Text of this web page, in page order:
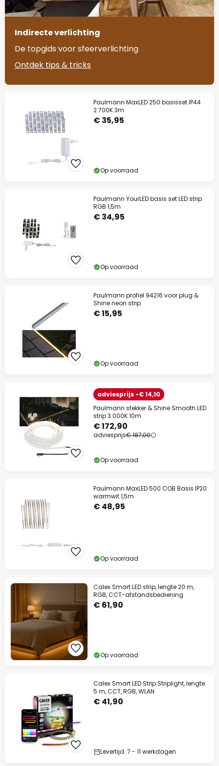
Indirecte verlichting
De topgids voor sfeerverlichting
Ontdek tips & tricks
Paulmann MaxLED 250 basisset IP44
2.700K 3m
€ 35,95
Op voorraad
Paulmann YourLED basis set LED strip
RGB 1,5m
€ 34,95
Op voorraad
Paulmann profiel 94216 voor plug &
Shine neon strip
€ 15,95
Op voorraad
adviesprijs -€ 14,10
Paulmann stekker & Shine Smooth LED
strip 3.000K 10m
€ 172,90
adviesprijs€ 187,00
Op voorraad
Paulmann MaxLED 500 COB Basis IP20
warmwit 1,5m
€ 48,95
Op voorraad
Calex Smart LED strip, lengte 20 m,
RGB, CCT-afstandsbediening
€ 61,90
Op voorraad
Calex Smart LED Strip Striplight, lengte
5 m, CCT, RGB, WLAN
€ 41,90
Levertijd: 7 - 11 werkdagen